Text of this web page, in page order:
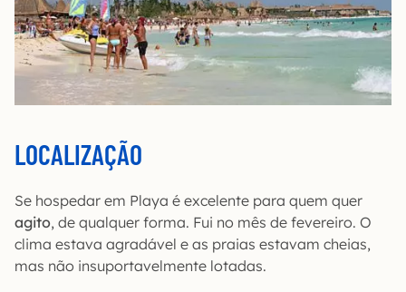
LOCALIZAÇÃO
Se hospedar em Playa é excelente para quem quer
agito, de qualquer forma. Fui no mês de fevereiro. O
clima estava agradável e as praias estavam cheias,
mas não insuportavelmente lotadas.